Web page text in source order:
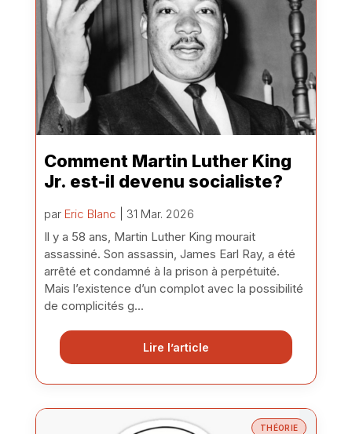
Comment Martin Luther King
Jr. est-il devenu socialiste?
par Eric Blanc | 31 Mar. 2026
Il y a 58 ans, Martin Luther King mourait
assassiné. Son assassin, James Earl Ray, a été
arrêté et condamné à la prison à perpétuité.
Mais l’existence d’un complot avec la possibilité
de complicités g...
Lire l’article
THÉORIE